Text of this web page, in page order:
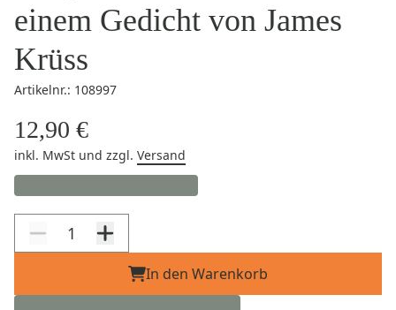
einem Gedicht von James
Krüss
Artikelnr.: 108997
12,90 €
inkl. MwSt und zzgl. Versand
In den Warenkorb